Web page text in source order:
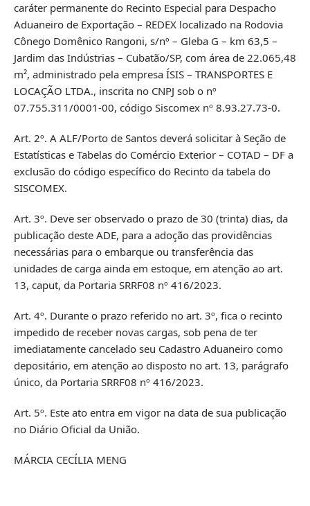
caráter permanente do Recinto Especial para Despacho
Aduaneiro de Exportação – REDEX localizado na Rodovia
Cônego Domênico Rangoni, s/nº – Gleba G – km 63,5 –
Jardim das Indústrias – Cubatão/SP, com área de 22.065,48
m², administrado pela empresa ÍSIS – TRANSPORTES E
LOCAÇÃO LTDA., inscrita no CNPJ sob o nº
07.755.311/0001-00, código Siscomex nº 8.93.27.73-0.
Art. 2º. A ALF/Porto de Santos deverá solicitar à Seção de
Estatísticas e Tabelas do Comércio Exterior – COTAD – DF a
exclusão do código específico do Recinto da tabela do
SISCOMEX.
Art. 3º. Deve ser observado o prazo de 30 (trinta) dias, da
publicação deste ADE, para a adoção das providências
necessárias para o embarque ou transferência das
unidades de carga ainda em estoque, em atenção ao art.
13, caput, da Portaria SRRF08 nº 416/2023.
Art. 4º. Durante o prazo referido no art. 3º, fica o recinto
impedido de receber novas cargas, sob pena de ter
imediatamente cancelado seu Cadastro Aduaneiro como
depositário, em atenção ao disposto no art. 13, parágrafo
único, da Portaria SRRF08 nº 416/2023.
Art. 5º. Este ato entra em vigor na data de sua publicação
no Diário Oficial da União.
MÁRCIA CECÍLIA MENG